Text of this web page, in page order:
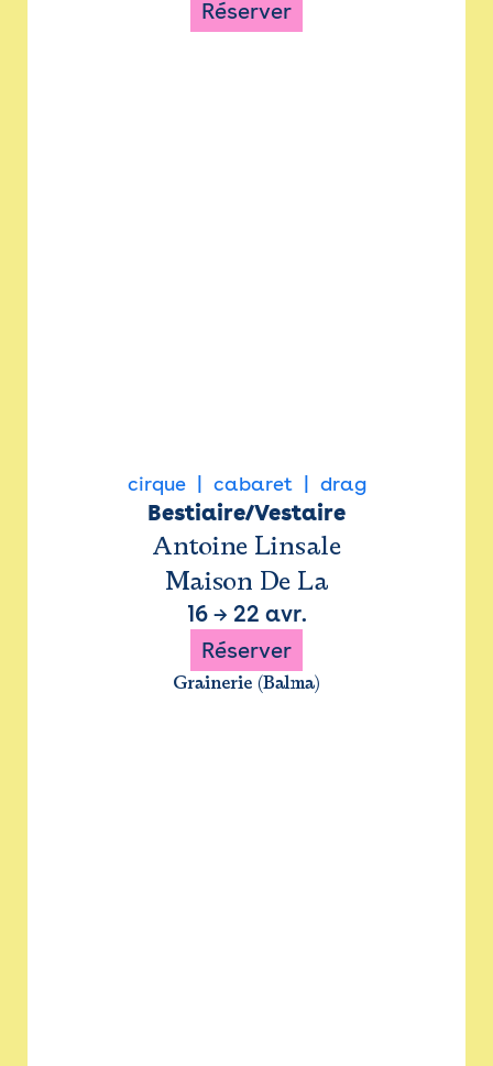
Réserver
cirque cabaret drag
Bestiaire/Vestaire
Antoine Linsale
Maison De La
16→ 22 avr.
Réserver
Grainerie (Balma)